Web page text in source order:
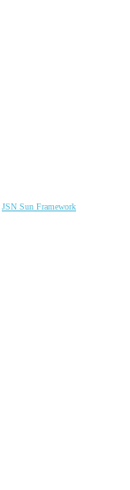
JSN Sun Framework